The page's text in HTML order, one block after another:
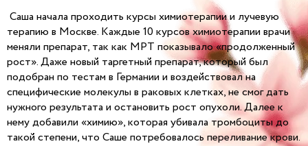
Саша начала проходить курсы химиотерапии и лучевую
терапию в Москве. Каждые 10 курсов химиотерапии врачи
меняли препарат, так как МРТ показывало «продолженный
рост». Даже новый таргетный препарат, который был
подобран по тестам в Германии и воздействовал на
специфические молекулы в раковых клетках, не смог дать
нужного результата и остановить рост опухоли. Далее к
нему добавили «химию», которая убивала тромбоциты до
такой степени, что Саше потребовалось переливание крови.